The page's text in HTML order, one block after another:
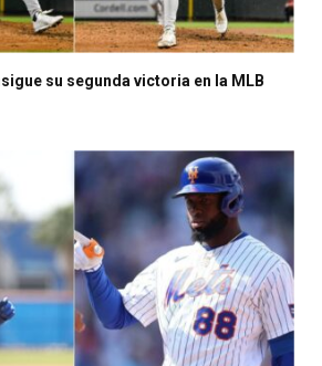
su segunda victoria en la MLB